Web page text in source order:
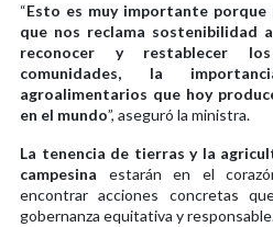
“Esto es muy importante
que nos reclama sostenibilidad
reconocer y restablecer
comunidades, la
agroalimentarios que hoy
en el mundo”, aseguró la ministra.
La tenencia de tierras y la
campesina estarán en el
encontrar acciones concretas
gobernanza equitativa y